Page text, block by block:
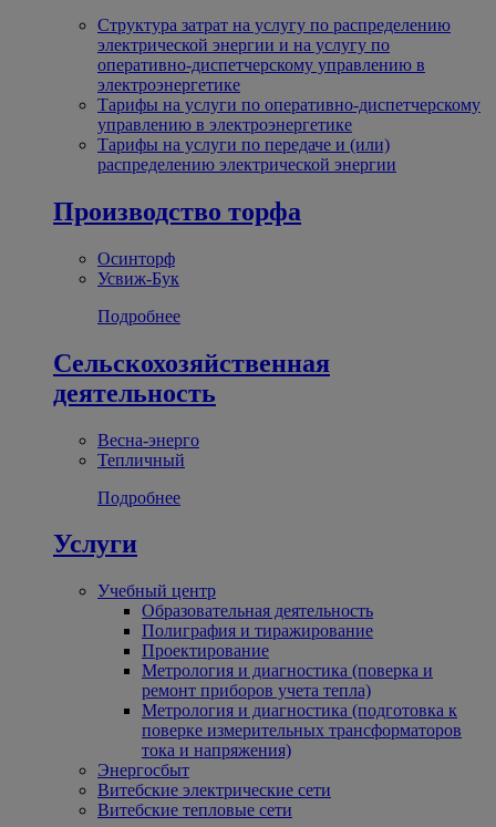
Структура затрат на услугу по распределению
электрической энергии и на услугу по
оперативно-диспетчерскому управлению в
электроэнергетике
Тарифы на услуги по оперативно-диспетчерскому
управлению в электроэнергетике
Тарифы на услуги по передаче и (или)
распределению электрической энергии
Производство торфа
Осинторф
Усвиж-Бук
Подробнее
Сельскохозяйственная
деятельность
Весна-энерго
Тепличный
Подробнее
Услуги
Учебный центр
Образовательная деятельность
Полиграфия и тиражирование
Проектирование
Метрология и диагностика (поверка и
ремонт приборов учета тепла)
Метрология и диагностика (подготовка к
поверке измерительных трансформаторов
тока и напряжения)
Энергосбыт
Витебские электрические сети
Витебские тепловые сети